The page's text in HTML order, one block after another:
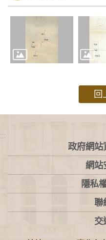
回
:::
政府網站
網站
隱私
聯
交